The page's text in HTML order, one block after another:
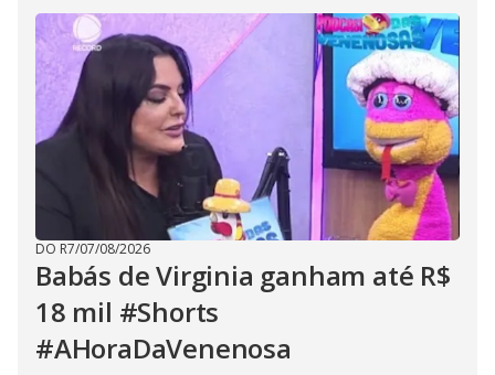
DO R7/07/08/2026
Babás de Virginia ganham até R$
18 mil #Shorts
#AHoraDaVenenosa